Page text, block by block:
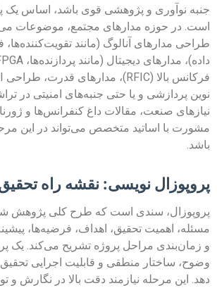
جنبه نوآوری و پژوهشی قوی باشد، اساس یک
است. در حوزه مدارهای مجتمع، موضوعات
طراحی مدارهای آنالوگ (مانند تقویت‌کننده‌ها،
نوین پردازشی و یا حتی جنبه‌های امنیتی در
نیازهای صنعت، مقالات داغ کنفرانس‌ها و
مشورت با اساتید متخصص می‌تواند در این
باشد.
پروپوزال نویسی: نقشه راه
پروپوزال، سندی است که طرح کلی پژوهش
مسئله، اهمیت تحقیق، اهداف، فرضیه‌ها،
و زمان‌بندی مراحل پروژه تشریح می‌کند. یک
وضوح، ساختار منطقی و قابلیت اجرایی
دهد. این مرحله نیازمند دقت بالا در نگارش و